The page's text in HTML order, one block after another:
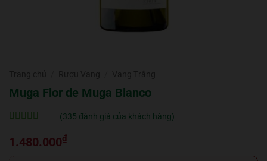
Muga Flor de Muga Blanco
trênđánh
giá
(335 đánh giá của khách hàng)
1.480.000₫